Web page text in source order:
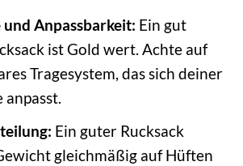
und Anpassbarkeit: Ein gut
ist Gold wert. Achte auf
Tragesystem, das sich deiner
Ein guter Rucksack
gleichmäßig auf Hüften